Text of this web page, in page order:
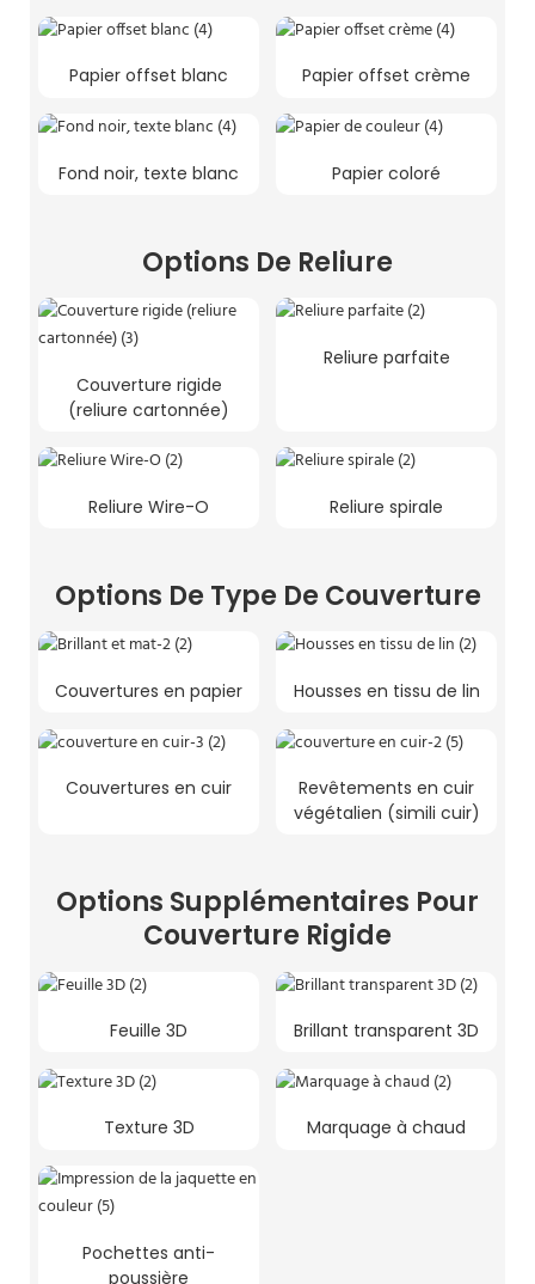
Papier offset blanc Papier offset crème
Fond noir, texte blanc Papier coloré
Options De Reliure
Couverture rigide
(reliure cartonnée)
Reliure parfaite
Reliure Wire-O Reliure spirale
Options De Type De Couverture
Couvertures en papier Housses en tissu de lin
Couvertures en cuir
Revêtements en cuir
végétalien (simili cuir)
Options Supplémentaires Pour
Couverture Rigide
Feuille 3D Brillant transparent 3D
Texture 3D Marquage à chaud
Pochettes anti-
poussière